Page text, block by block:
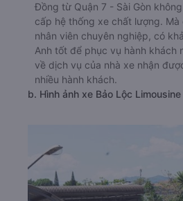
Đồng từ Quận 7 - Sài Gòn
cấp hệ thống xe chất lượng.
nhân viên chuyên nghiệp, có
Anh tốt để phục vụ hành khách
về dịch vụ của nhà xe nhận
nhiều hành khách.
b. Hình ảnh xe Bảo Lộc Limousine